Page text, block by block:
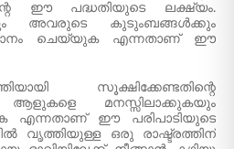
ഈ പദ്ധതിയുടെ ലക്ഷ്യം.
അവരുടെ കുടുംബങ്ങൾക്കും
പ്രദാനം ചെയ്യുക എന്നതാണ് ഈ
സൂക്ഷിക്കേണ്ടതിന്റെ
ആളുകളെ മനസ്സിലാക്കുകയും
എന്നതാണ് ഈ പരിപാടിയുടെ
വൃത്തിയുള്ള ഒരു രാഷ്ട്രത്തിന്